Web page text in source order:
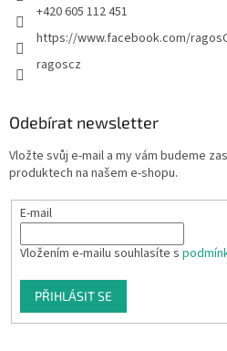
+420 605 112 451
https://www.facebook.com/
ragoscz
Odebírat newsletter
Vložte svůj e-mail a my vám budeme
produktech na našem e-shopu.
E-mail
Vložením e-mailu souhlasíte s
PŘIHLÁSIT SE